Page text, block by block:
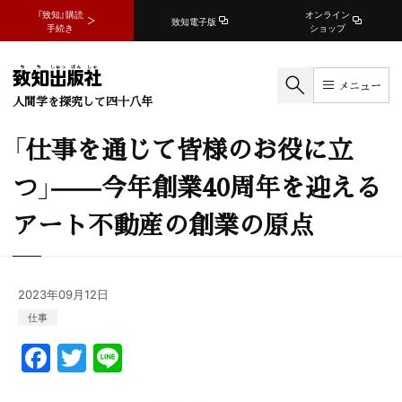
『致知』購読
手続き
致知電子版
オンライン
ショップ
人間学を探究して四十八年
メニュー
「仕事を通じて皆様のお役に立
つ」——今年創業40周年を迎える
アート不動産の創業の原点
2023年09月12日
仕事
F
a
T
w